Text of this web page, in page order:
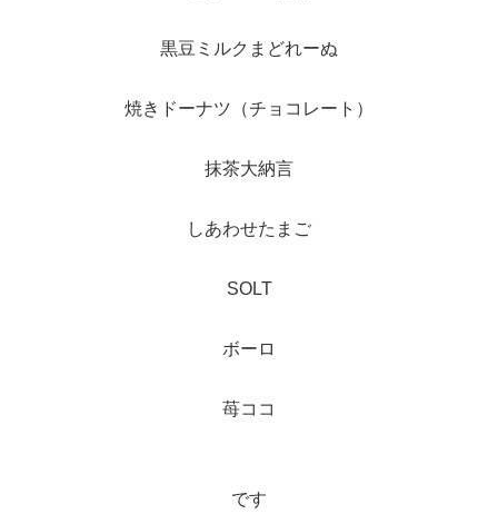
黒豆ミルクまどれーぬ
焼きドーナツ（チョコレート）
抹茶大納言
しあわせたまご
SOLT
ボーロ
苺ココ
です